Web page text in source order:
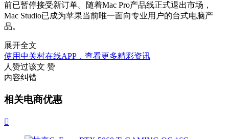
前已暂停接受新订单。随着Mac Pro产品线正式退出市场，
Mac Studio已成为苹果当前唯一面向专业用户的台式电脑产
品。
展开全文
使用中关村在线APP，查看更多精彩资讯
人赞过该文 赞
内容纠错
相关电商优惠
